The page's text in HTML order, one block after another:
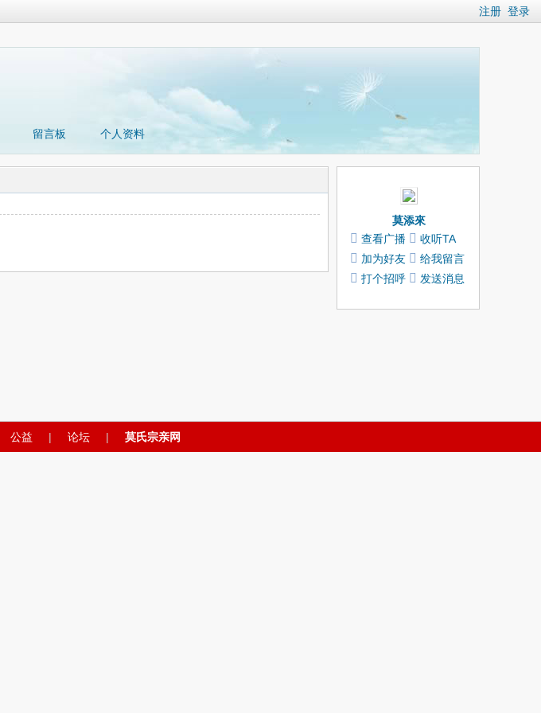
注册 登录
留言板 个人资料
莫添來
查看广播
收听TA
加为好友
给我留言
打个招呼
发送消息
公益 | 论坛 | 莫氏宗亲网